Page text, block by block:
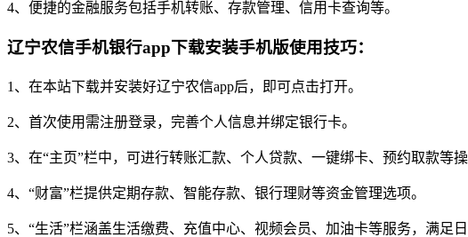
4、便捷的金融服务包括手机转账、存款管理、信用卡查询等。
辽宁农信手机银行app下载安装手机版使用技巧：
1、在本站下载并安装好辽宁农信app后，即可点击打开。
2、首次使用需注册登录，完善个人信息并绑定银行卡。
3、在“主页”栏中，可进行转账汇款、个人贷款、一键绑卡、预约取款等操
4、“财富”栏提供定期存款、智能存款、银行理财等资金管理选项。
5、“生活”栏涵盖生活缴费、充值中心、视频会员、加油卡等服务，满足日